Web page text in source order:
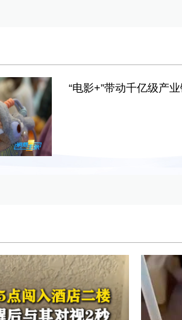
“电影+”带动千亿级产